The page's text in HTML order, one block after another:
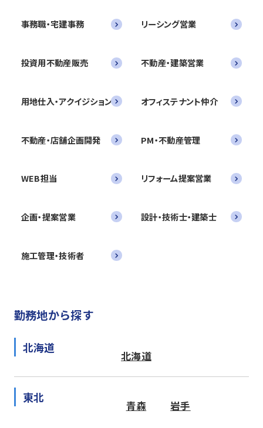
事務職・宅建事務 リーシング営業
投資用不動産販売 不動産・建築営業
用地仕入・アクイジション オフィステナント仲介
不動産・店舗企画開発 PM・不動産管理
WEB担当 リフォーム提案営業
企画・提案営業 設計・技術士・建築士
施工管理・技術者
勤務地から探す
北海道
北海道
東北
青森 岩手